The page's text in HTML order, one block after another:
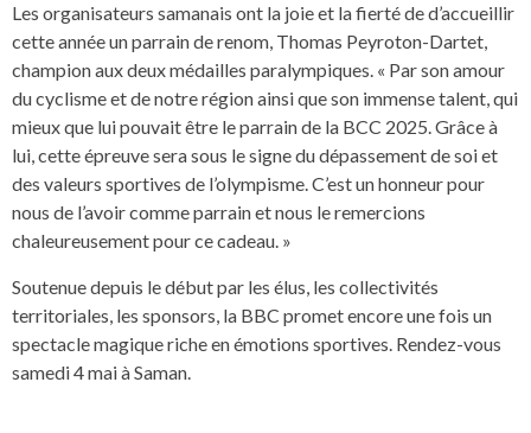
Les organisateurs samanais ont la joie et la fierté de d’accueillir
cette année un parrain de renom, Thomas Peyroton-Dartet,
champion aux deux médailles paralympiques. « Par son amour
du cyclisme et de notre région ainsi que son immense talent, qui
mieux que lui pouvait être le parrain de la BCC 2025. Grâce à
lui, cette épreuve sera sous le signe du dépassement de soi et
des valeurs sportives de l’olympisme. C’est un honneur pour
nous de l’avoir comme parrain et nous le remercions
chaleureusement pour ce cadeau. »
Soutenue depuis le début par les élus, les collectivités
territoriales, les sponsors, la BBC promet encore une fois un
spectacle magique riche en émotions sportives. Rendez-vous
samedi 4 mai à Saman.